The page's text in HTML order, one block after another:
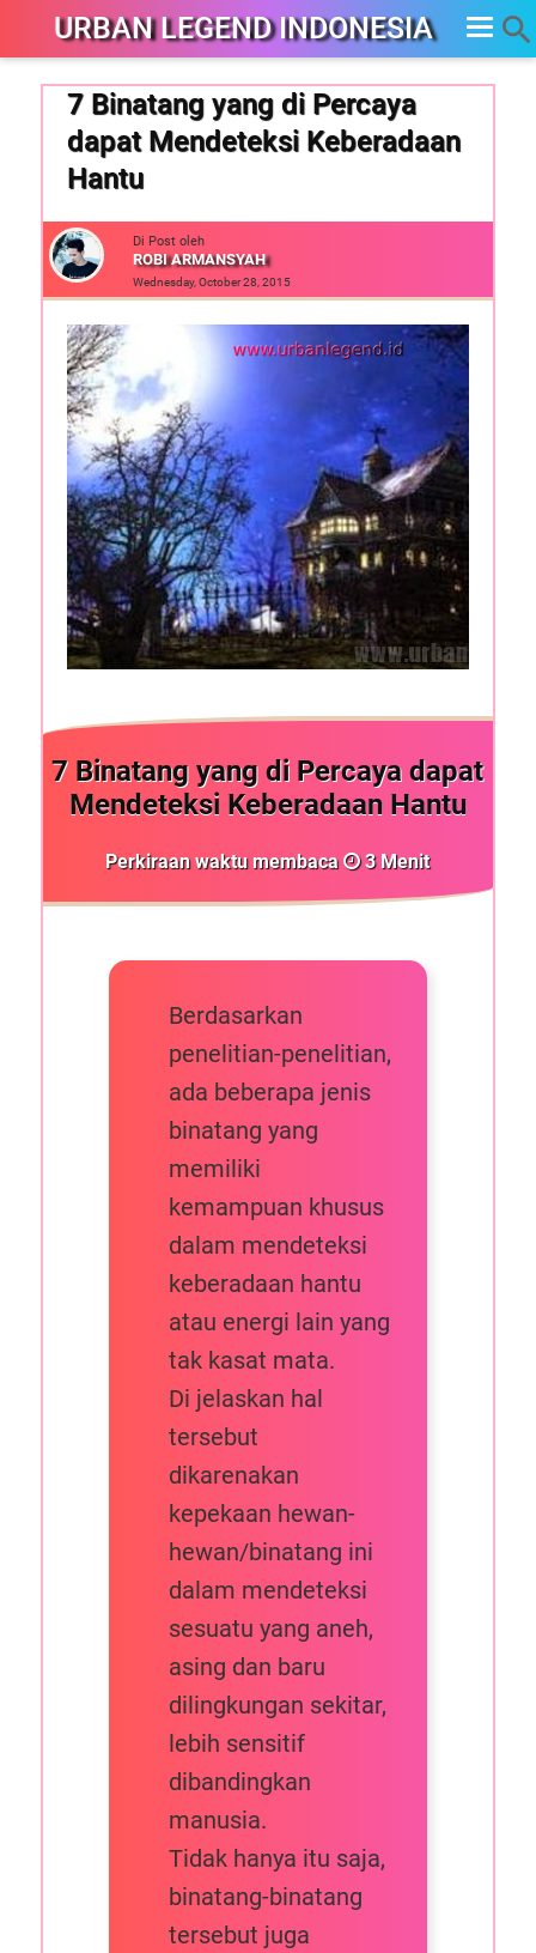
URBAN LEGEND INDONESIA
7 Binatang yang di Percaya
dapat Mendeteksi Keberadaan
Hantu
Di Post oleh
ROBI ARMANSYAH
Wednesday, October 28, 2015
7 Binatang yang di Percaya dapat
Mendeteksi Keberadaan Hantu
Perkiraan waktu membaca 3Menit
Berdasarkan
penelitian-penelitian,
ada beberapa jenis
binatang yang
memiliki
kemampuan khusus
dalam mendeteksi
keberadaan hantu
atau energi lain yang
tak kasat mata.
Di jelaskan hal
tersebut
dikarenakan
kepekaan hewan-
hewan/binatang ini
dalam mendeteksi
sesuatu yang aneh,
asing dan baru
dilingkungan sekitar,
lebih sensitif
dibandingkan
manusia.
Tidak hanya itu saja,
binatang-binatang
tersebut juga